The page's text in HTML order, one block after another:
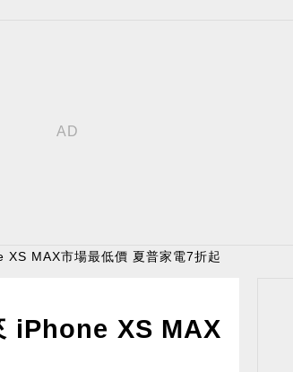
MAX市場最低價 夏普家電7折起
iPhone XS MAX